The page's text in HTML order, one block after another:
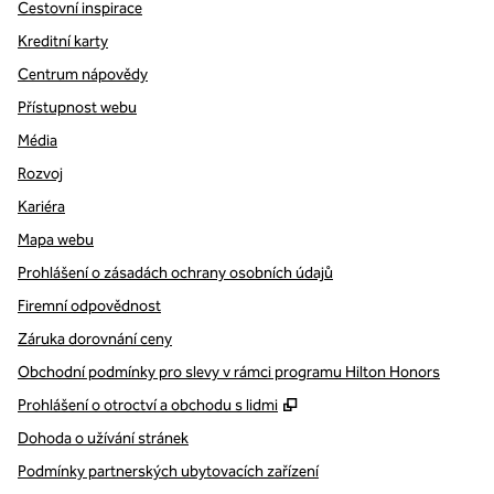
Cestovní inspirace
Kreditní karty
Centrum nápovědy
Přístupnost webu
Média
Rozvoj
Kariéra
Mapa webu
Prohlášení o zásadách ochrany osobních údajů
Firemní odpovědnost
Záruka dorovnání ceny
Obchodní podmínky pro slevy v rámci programu Hilton Honors
Prohlášení o otroctví a obchodu s lidmi
,
Dohoda o užívání stránek
Podmínky partnerských ubytovacích zařízení